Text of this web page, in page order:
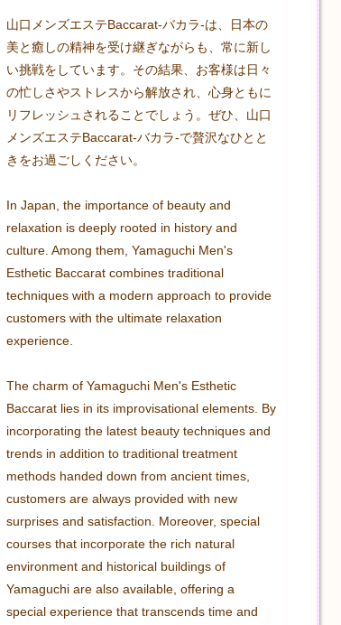
山口メンズエステBaccarat-バカラ-は、日本の
美と癒しの精神を受け継ぎながらも、常に新し
い挑戦をしています。その結果、お客様は日々
の忙しさやストレスから解放され、心身ともに
リフレッシュされることでしょう。ぜひ、山口
メンズエステBaccarat-バカラ-で贅沢なひとと
きをお過ごしください。
In Japan, the importance of beauty and
relaxation is deeply rooted in history and
culture. Among them, Yamaguchi Men's
Esthetic Baccarat combines traditional
techniques with a modern approach to provide
customers with the ultimate relaxation
experience.
The charm of Yamaguchi Men's Esthetic
Baccarat lies in its improvisational elements. By
incorporating the latest beauty techniques and
trends in addition to traditional treatment
methods handed down from ancient times,
customers are always provided with new
surprises and satisfaction. Moreover, special
courses that incorporate the rich natural
environment and historical buildings of
Yamaguchi are also available, offering a
special experience that transcends time and